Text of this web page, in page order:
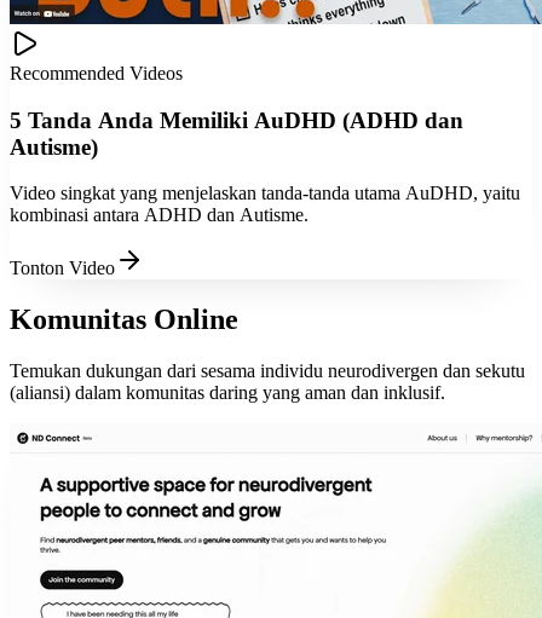
Recommended Videos
5 Tanda Anda Memiliki AuDHD (ADHD dan
Autisme)
Video singkat yang menjelaskan tanda-tanda utama AuDHD, yaitu
kombinasi antara ADHD dan Autisme.
Tonton Video
Komunitas Online
Temukan dukungan dari sesama individu neurodivergen dan sekutu
(aliansi) dalam komunitas daring yang aman dan inklusif.